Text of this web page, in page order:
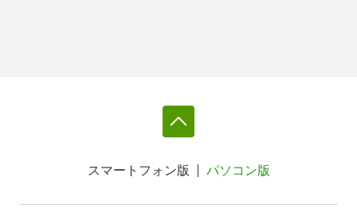
スマートフォン版 パソコン版